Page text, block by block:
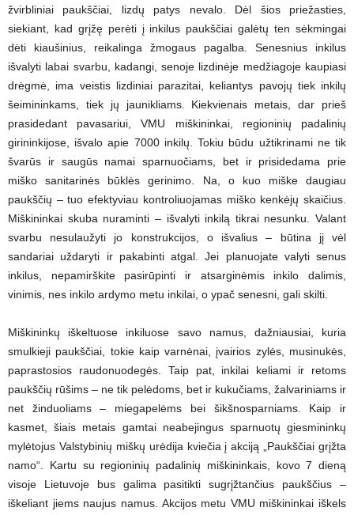
žvirbliniai paukščiai, lizdų patys nevalo. Dėl šios priežasties,
siekiant, kad grįžę perėti į inkilus paukščiai galėtų ten sėkmingai
dėti kiaušinius, reikalinga žmogaus pagalba. Senesnius inkilus
išvalyti labai svarbu, kadangi, senoje lizdinėje medžiagoje kaupiasi
drėgmė, ima veistis lizdiniai parazitai, keliantys pavojų tiek inkilų
šeimininkams, tiek jų jaunikliams. Kiekvienais metais, dar prieš
prasidedant pavasariui, VMU miškininkai, regioninių padalinių
girininkijose, išvalo apie 7000 inkilų. Tokiu būdu užtikrinami ne tik
švarūs ir saugūs namai sparnuočiams, bet ir prisidedama prie
miško sanitarinės būklės gerinimo. Na, o kuo miške daugiau
paukščių – tuo efektyviau kontroliuojamas miško kenkėjų skaičius.
Miškininkai skuba nuraminti – išvalyti inkilą tikrai nesunku. Valant
svarbu nesulaužyti jo konstrukcijos, o išvalius – būtina jį vėl
sandariai uždaryti ir pakabinti atgal. Jei planuojate valyti senus
inkilus, nepamirškite pasirūpinti ir atsarginėmis inkilo dalimis,
vinimis, nes inkilo ardymo metu inkilai, o ypač senesni, gali skilti.
Miškininkų iškeltuose inkiluose savo namus, dažniausiai, kuria
smulkieji paukščiai, tokie kaip varnėnai, įvairios zylės, musinukės,
paprastosios raudonuodegės. Taip pat, inkilai keliami ir retoms
paukščių rūšims – ne tik pelėdoms, bet ir kukučiams, žalvariniams ir
net žinduoliams – miegapelėms bei šikšnosparniams. Kaip ir
kasmet, šiais metais gamtai neabejingus sparnuotų giesmininkų
mylėtojus Valstybinių miškų urėdija kviečia į akciją „Paukščiai grįžta
namo“. Kartu su regioninių padalinių miškininkais, kovo 7 dieną
visoje Lietuvoje bus galima pasitikti sugrįžtančius paukščius –
iškeliant jiems naujus namus. Akcijos metu VMU miškininkai iškels